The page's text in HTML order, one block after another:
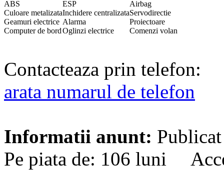
ABS ESP
Airbag
Culoare metalizataInchidere centralizataServodirectie
Geamuri electrice Alarma
Proiectoare
Computer de bordOglinzi electrice Comenzi volan
Contacteaza prin telefon:
arata numarul de telefon
Informatii anunt:
Pe piata de: 106 luni